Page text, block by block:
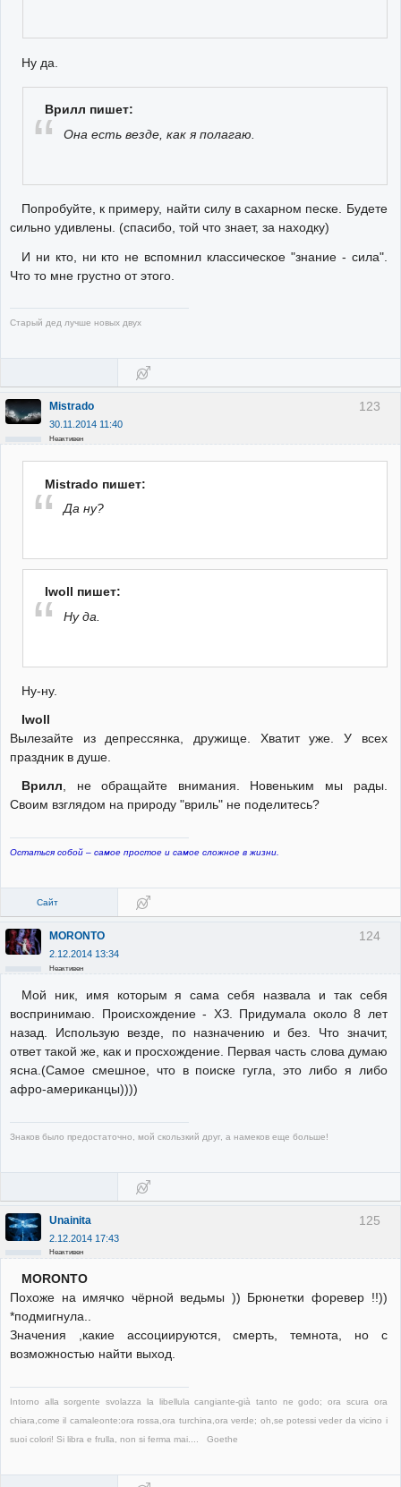
Ну да.
Врилл пишет:
Она есть везде, как я полагаю.
Попробуйте, к примеру, найти силу в сахарном песке. Будете
сильно удивлены. (спасибо, той что знает, за находку)
И ни кто, ни кто не вспомнил классическое "знание - сила".
Что то мне грустно от этого.
Старый дед лучше новых двух
123
Mistrado
30.11.2014 11:40
Неактивен
Mistrado пишет:
Да ну?
Iwoll пишет:
Ну да.
Ну-ну.
Iwoll
Вылезайте из депрессянка, дружище. Хватит уже. У всех
праздник в душе.
Врилл, не обращайте внимания. Новеньким мы рады.
Своим взглядом на природу "вриль" не поделитесь?
Остаться собой – самое простое и самое сложное в жизни.
Сайт
124
MORONTO
2.12.2014 13:34
Неактивен
Мой ник, имя которым я сама себя назвала и так себя
воспринимаю. Происхождение - ХЗ. Придумала около 8 лет
назад. Использую везде, по назначению и без. Что значит,
ответ такой же, как и просхождение. Первая часть слова думаю
ясна.(Самое смешное, что в поиске гугла, это либо я либо
афро-американцы))))
Знаков было предостаточно, мой скользкий друг, а намеков еще больше!
125
Unainita
2.12.2014 17:43
Неактивен
MORONTO
Похоже на имячко чёрной ведьмы )) Брюнетки форевер !!))
*подмигнула..
Значения ,какие ассоциируются, смерть, темнота, но с
возможностью найти выход.
Intorno alla sorgente svolazza la libellula cangiante-già tanto ne godo; ora scura ora
chiara,come il camaleonte:ora rossa,ora turchina,ora verde; oh,se potessi veder da vicino i
suoi colori! Si libra e frulla, non si ferma mai.... Goethe